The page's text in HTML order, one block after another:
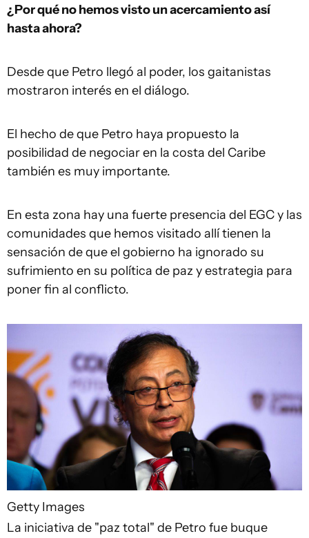
¿Por qué no hemos visto un acercamiento así
hasta ahora?
Desde que Petro llegó al poder, los gaitanistas
mostraron interés en el diálogo.
El hecho de que Petro haya propuesto la
posibilidad de negociar en la costa del Caribe
también es muy importante.
En esta zona hay una fuerte presencia del EGC y las
comunidades que hemos visitado allí tienen la
sensación de que el gobierno ha ignorado su
sufrimiento en su política de paz y estrategia para
poner fin al conflicto.
Getty Images
La iniciativa de "paz total" de Petro fue buque